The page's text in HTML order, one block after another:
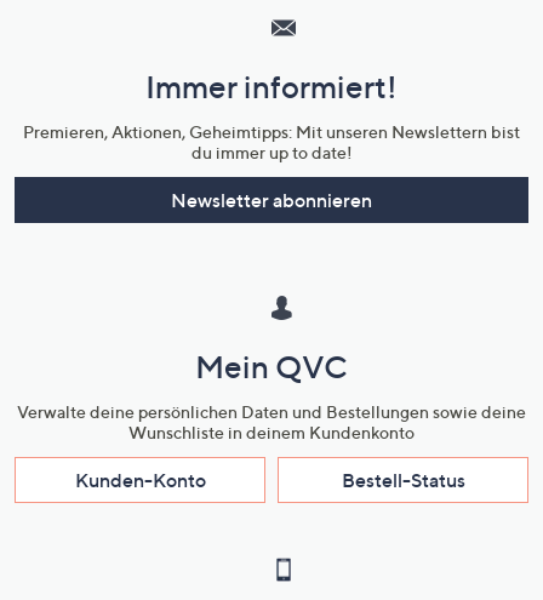
Unternehmensinformationen
Immer informiert!
Premieren, Aktionen, Geheimtipps: Mit unseren Newslettern bist
du immer up to date!
Newsletter abonnieren
Mein QVC
Verwalte deine persönlichen Daten und Bestellungen sowie deine
Wunschliste in deinem Kundenkonto
Kunden-Konto Bestell-Status